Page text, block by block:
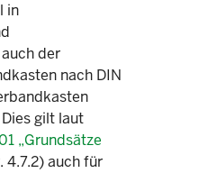
in
der
nach DIN
gilt laut
„Grundsätze
4.7.2) auch für